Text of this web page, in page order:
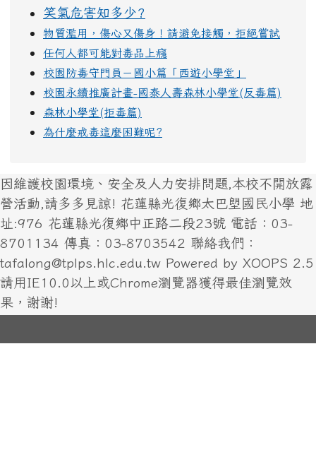
笑氣危害知多少?
物質濫用，傷心又傷身！請避免接觸，拒絕嘗試
任何人都可能對毒品上癮
校園防毒守門員－國小篇「西遊小學堂」
校園永續推廣計畫-國泰人壽森林小學堂(反毒篇)
森林小學堂(拒毒篇)
為什麼戒毒這麼困難呢?
因維護校園環境、安全及人力安排問題,本校不開放露
營活動,請多多見諒! 花蓮縣光復鄉太巴塱國民小學 地
址:976 花蓮縣光復鄉中正路二段23號 電話：03-
8701134 傳真：03-8703542 聯絡我們：
tafalong@tplps.hlc.edu.tw Powered by XOOPS 2.5
請用IE10.0以上或Chrome瀏覽器獲得最佳瀏覽效
果，謝謝!